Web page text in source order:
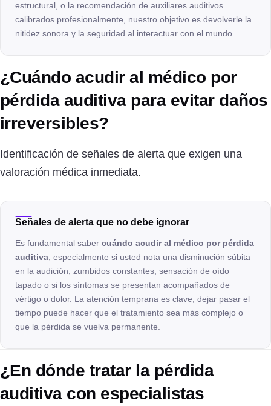
estructural, o la recomendación de auxiliares auditivos
calibrados profesionalmente, nuestro objetivo es devolverle la
nitidez sonora y la seguridad al interactuar con el mundo.
¿Cuándo acudir al médico por
pérdida auditiva para evitar daños
irreversibles?
Identificación de señales de alerta que exigen una
valoración médica inmediata.
Señales de alerta que no debe ignorar
Es fundamental saber cuándo acudir al médico por pérdida
auditiva , especialmente si usted nota una disminución súbita
en la audición, zumbidos constantes, sensación de oído
tapado o si los síntomas se presentan acompañados de
vértigo o dolor. La atención temprana es clave; dejar pasar el
tiempo puede hacer que el tratamiento sea más complejo o
que la pérdida se vuelva permanente.
¿En dónde tratar la pérdida
auditiva con especialistas